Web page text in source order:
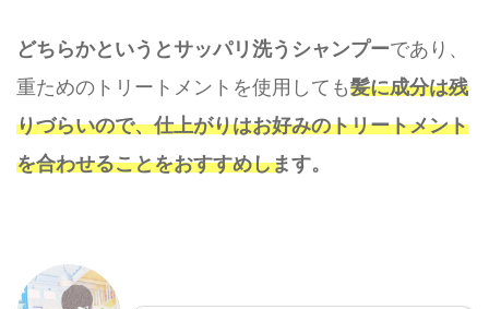
どちらかというとサッパリ洗うシャンプーであり、
重ためのトリートメントを使用しても髪に成分は残
りづらいので、仕上がりはお好みのトリートメント
を合わせることをおすすめします。